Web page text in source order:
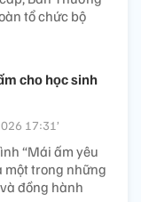
tổ chức bộ
cho học sinh
17:31’
“Mái ấm yêu
một trong những
đồng hành